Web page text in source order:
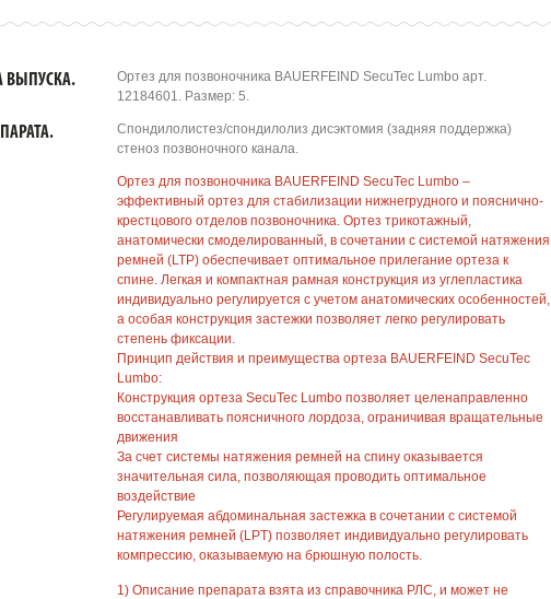
ВЫПУСКА.
Ортез для позвоночника BAUERFEIND SecuTec Lumbo арт.
12184601. Размер: 5.
Спондилолистез/спондилолиз дисэктомия (задняя поддержка)
стеноз позвоночного канала.
Ортез для позвоночника BAUERFEIND SecuTec Lumbo –
эффективный ортез для стабилизации нижнегрудного и пояснично-
крестцового отделов позвоночника. Ортез трикотажный,
анатомически смоделированный, в сочетании с системой натяжения
ремней (LTP) обеспечивает оптимальное прилегание ортеза к
спине. Легкая и компактная рамная конструкция из углепластика
индивидуально регулируется с учетом анатомических особенностей,
а особая конструкция застежки позволяет легко регулировать
степень фиксации.
Принцип действия и преимущества ортеза BAUERFEIND SecuTec
Lumbo:
Конструкция ортеза SecuTec Lumbo позволяет целенаправленно
восстанавливать поясничного лордоза, ограничивая вращательные
движения
За счет системы натяжения ремней на спину оказывается
значительная сила, позволяющая проводить оптимальное
воздействие
Регулируемая абдоминальная застежка в сочетании с системой
натяжения ремней (LPT) позволяет индивидуально регулировать
компрессию, оказываемую на брюшную полость.
1) Описание препарата взята из справочника РЛС, и может не